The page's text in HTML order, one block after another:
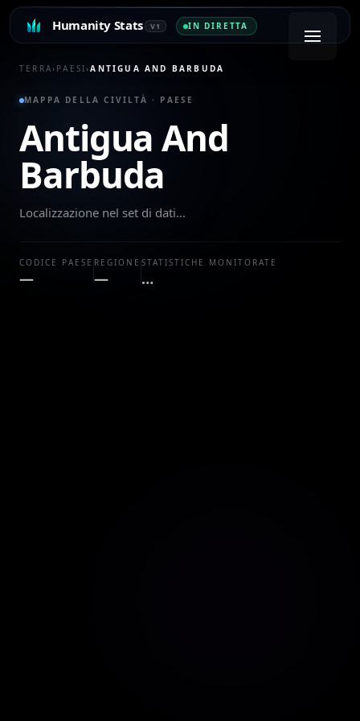
Humanity Stats V1 IN DIRETTA
TERRA› PAESI›ANTIGUA AND BARBUDA
MAPPA DELLA CIVILTÀ · PAESE
Antigua And
Barbuda
Localizzazione nel set di dati…
CODICE PAESE
—
REGIONE
—
STATISTICHE MONITORATE
…